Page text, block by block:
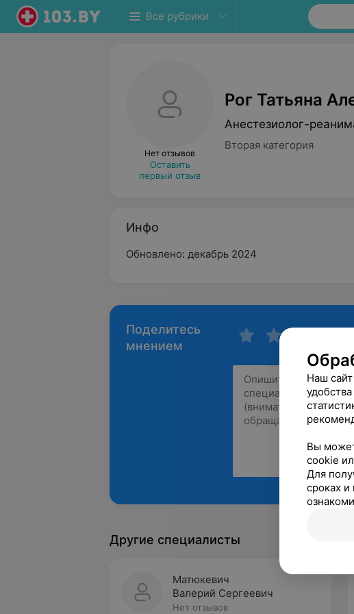
Все рубрики
Нет отзывов
Оставить
первый отзыв
Рог Татьяна
Анестезиолог-
Вторая категория
Инфо
Обновлено: декабрь 2024
Поделитесь
мнением
Другие специалисты
Матюкевич
Валерий Сергеевич
Нет отзывов
Наш
Вы
cookie
Для
сроках